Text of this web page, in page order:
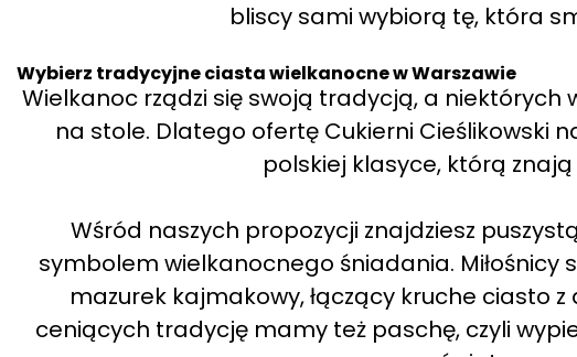
bliscy sami wybiorą tę, która
Wybierz tradycyjne ciasta wielkanocne w Warszawie
Wielkanoc rządzi się swoją tradycją, a
na stole. Dlatego ofertę Cukierni Cieślikowski
polskiej klasyce, którą
Wśród naszych propozycji znajdziesz
symbolem wielkanocnego śniadania. Miłośnicy
mazurek kajmakowy, łączący kruche ciasto
ceniących tradycję mamy też paschę, czyli